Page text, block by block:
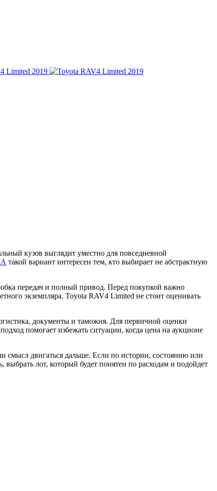
кузов выглядит уместно для повседневной
такой вариант интересен тем, кто выбирает не абстрактную
передач и полный привод. Перед покупкой важно
экземпляра. Toyota RAV4 Limited не стоит оценивать
документы и таможня. Для первичной оценки
помогает избежать ситуации, когда цена на аукционе
двигаться дальше. Если по истории, состоянию или
выбрать лот, который будет понятен по расходам и подойдет